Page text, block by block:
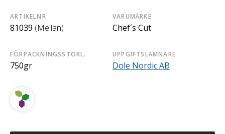
ARTIKELNR
81039 (Mellan)
VARUMÄRKE
Chef´s Cut
FÖRPACKNINGSSTORL.
750gr
UPPGIFTSLÄMNARE
Dole Nordic AB